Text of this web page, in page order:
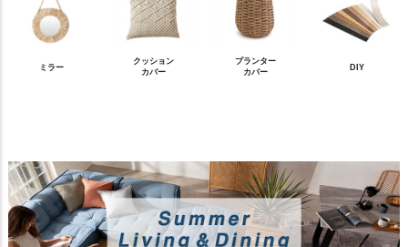
ミラー
クッション
カバー
プランター
カバー
DIY